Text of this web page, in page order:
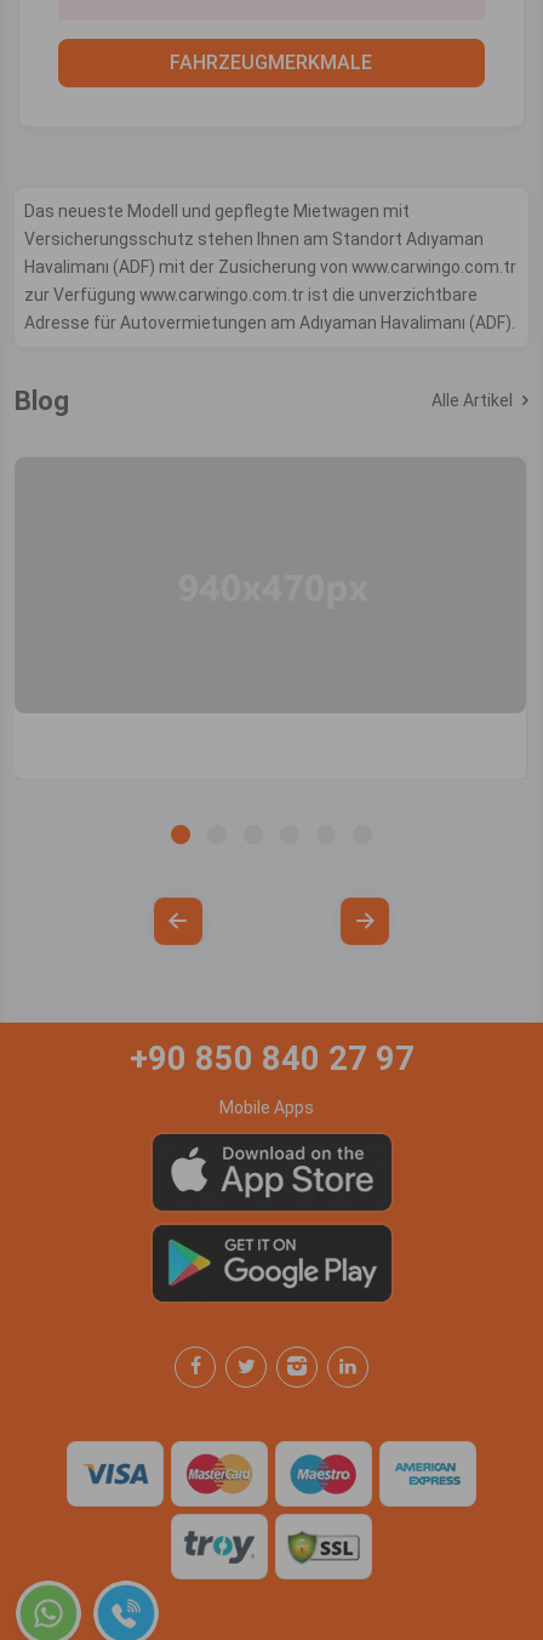
FAHRZEUGMERKMALE
Das neueste Modell und gepflegte Mietwagen mit
Versicherungsschutz stehen Ihnen am Standort Adıyaman
Havalimanı (ADF) mit der Zusicherung von www.carwingo.com.tr
zur Verfügung www.carwingo.com.tr ist die unverzichtbare
Adresse für Autovermietungen am Adıyaman Havalimanı (ADF).
Blog Alle Artikel
+90 850 840 27 97
Mobile Apps